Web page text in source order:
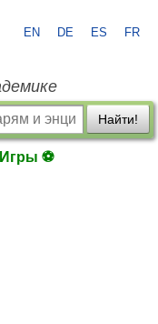
EN DE ES FR
Найти!
Игры ⚽